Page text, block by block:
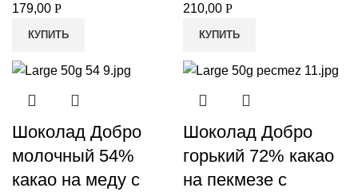
179,00 Р
КУПИТЬ
210,00 Р
КУПИТЬ
Шоколад Добро
молочный 54%
какао на меду с
Шоколад Добро
горький 72% какао
на пекмезе с